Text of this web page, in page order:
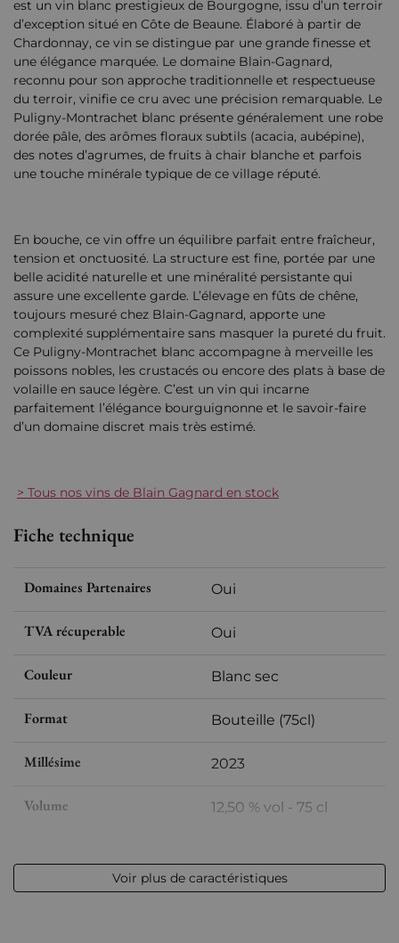
est un vin blanc prestigieux de Bourgogne, issu d’un terroir
d’exception situé en Côte de Beaune. Élaboré à partir de
Chardonnay, ce vin se distingue par une grande finesse et
une élégance marquée. Le domaine Blain-Gagnard,
reconnu pour son approche traditionnelle et respectueuse
du terroir, vinifie ce cru avec une précision remarquable. Le
Puligny-Montrachet blanc présente généralement une robe
dorée pâle, des arômes floraux subtils (acacia, aubépine),
des notes d’agrumes, de fruits à chair blanche et parfois
une touche minérale typique de ce village réputé.
En bouche, ce vin offre un équilibre parfait entre fraîcheur,
tension et onctuosité. La structure est fine, portée par une
belle acidité naturelle et une minéralité persistante qui
assure une excellente garde. L’élevage en fûts de chêne,
toujours mesuré chez Blain-Gagnard, apporte une
complexité supplémentaire sans masquer la pureté du fruit.
Ce Puligny-Montrachet blanc accompagne à merveille les
poissons nobles, les crustacés ou encore des plats à base de
volaille en sauce légère. C’est un vin qui incarne
parfaitement l’élégance bourguignonne et le savoir-faire
d’un domaine discret mais très estimé.
> Tous nos vins de Blain Gagnard en stock
Fiche technique
Domaines Partenaires Oui
TVA récuperable Oui
Couleur Blanc sec
Format Bouteille (75cl)
Millésime 2023
Volume 12,50 % vol - 75 cl
Niveau Parfait
Voir plus de caractéristiques